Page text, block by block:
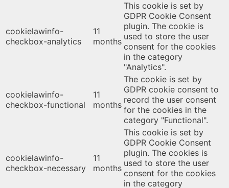
cookielawinfo-
checkbox-analytics
11
months
This cookie is set by
GDPR Cookie Consent
plugin. The cookie is
used to store the user
consent for the cookies
in the category
"Analytics".
cookielawinfo-
checkbox-functional
11
months
The cookie is set by
GDPR cookie consent to
record the user consent
for the cookies in the
category "Functional".
cookielawinfo-
checkbox-necessary
11
months
This cookie is set by
GDPR Cookie Consent
plugin. The cookies is
used to store the user
consent for the cookies
in the category